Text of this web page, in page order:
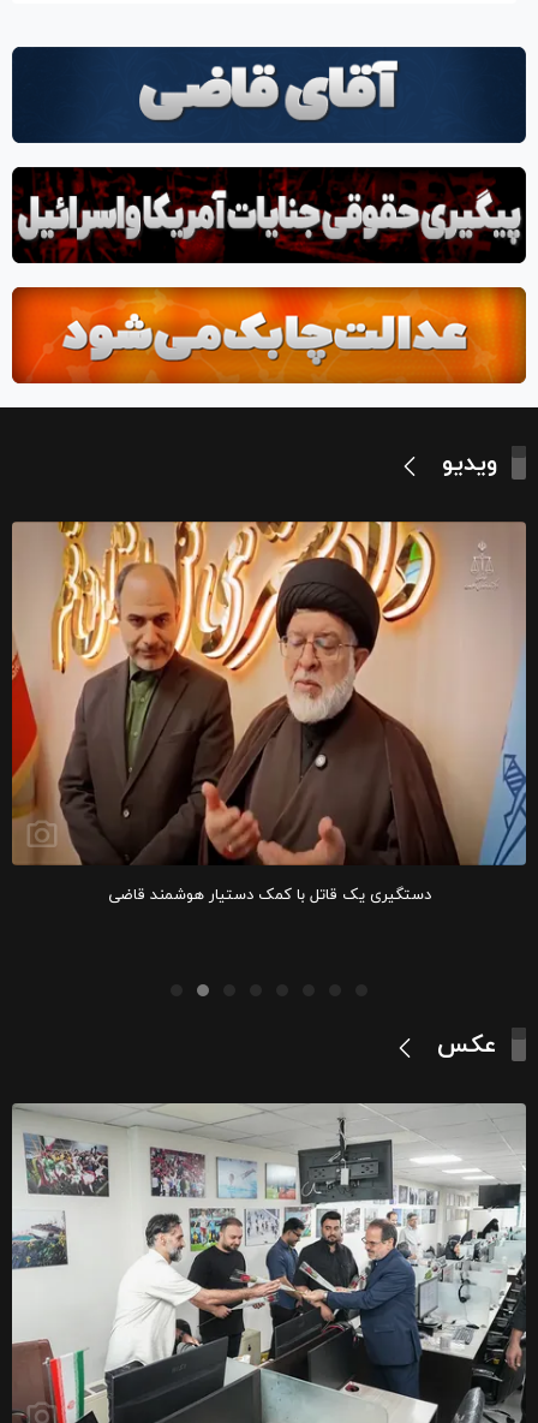
ویدیو
دستگیری یک قاتل با کمک دستیار هوشمند قاضی
عکس